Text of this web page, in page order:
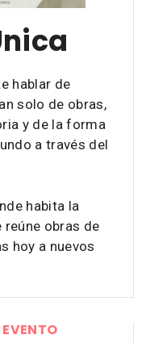
hablar de
solo de obras,
y de la forma
a través del
habita la
reúne obras de
hoy a nuevos